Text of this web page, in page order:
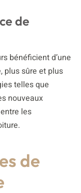
de
bénéficient d’une
plus sûre et plus
telles que
nouveaux
les
de